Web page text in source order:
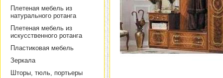
Плетеная мебель из
натурального ротанга
Плетеная мебель из
искусственного ротанга
Пластиковая мебель
Зеркала
Шторы, тюль, портьеры